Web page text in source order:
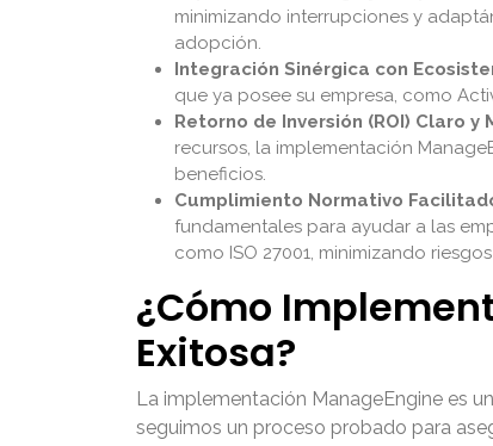
minimizando interrupciones y
adopción.
Integración Sinérgica con
que ya posee su empresa, como
Retorno de Inversión (ROI) Claro y
recursos, la implementación
beneficios.
Cumplimiento Normativo
fundamentales para ayudar a las
como ISO 27001, minimizando
¿Cómo
Exitosa?
La implementación ManageEngine es
seguimos un proceso probado para